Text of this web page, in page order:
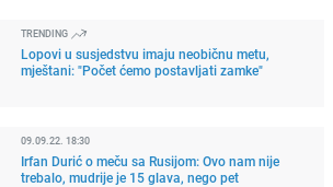
TRENDING
Lopovi u susjedstvu imaju neobičnu metu,
mještani: "Počet ćemo postavljati zamke"
09.09.22. 18:30
Irfan Durić o meču sa Rusijom: Ovo nam nije
trebalo, mudrije je 15 glava, nego pet